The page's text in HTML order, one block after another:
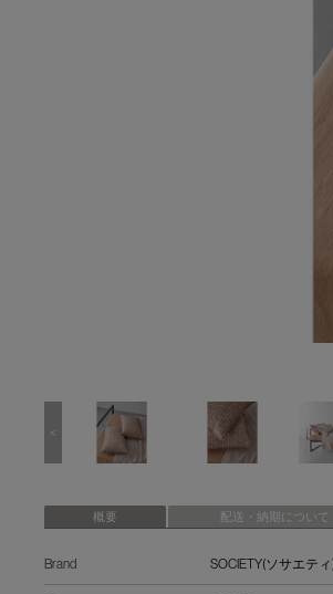
<
概要 配送・納期について
Brand SOCIETY(ソサエテ